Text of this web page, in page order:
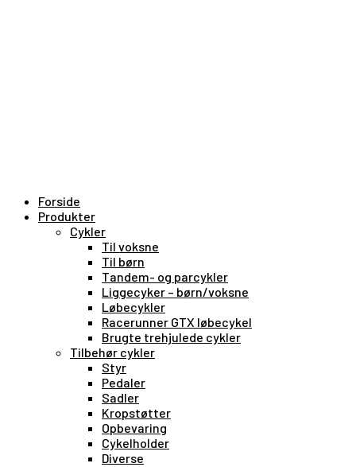
Forside
Produkter
Cykler
Til voksne
Til børn
Tandem- og parcykler
Liggecyker – børn/voksne
Løbecykler
Racerunner GTX løbecykel
Brugte trehjulede cykler
Tilbehør cykler
Styr
Pedaler
Sadler
Kropstøtter
Opbevaring
Cykelholder
Diverse